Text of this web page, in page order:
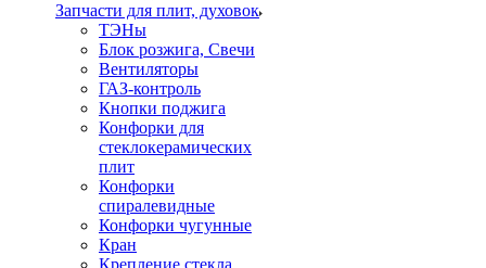
Запчасти для плит, духовок
ТЭНы
Блок розжига, Свечи
Вентиляторы
ГАЗ-контроль
Кнопки поджига
Конфорки для
стеклокерамических
плит
Конфорки
спиралевидные
Конфорки чугунные
Кран
Крепление стекла